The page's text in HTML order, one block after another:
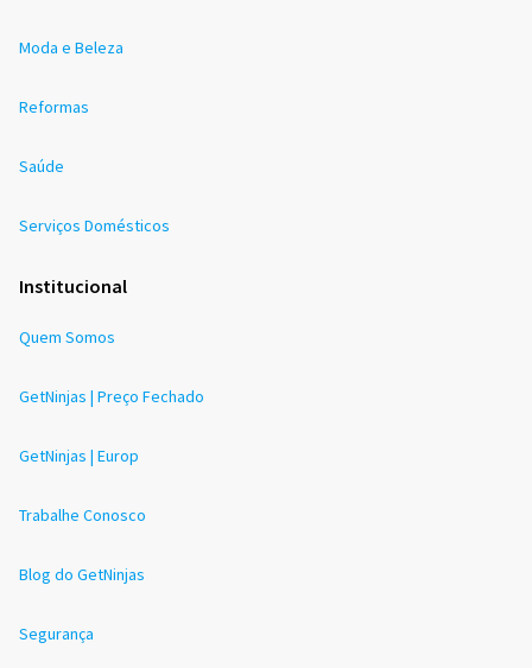
Moda e Beleza
Reformas
Saúde
Serviços Domésticos
Institucional
Quem Somos
GetNinjas | Preço Fechado
GetNinjas | Europ
Trabalhe Conosco
Blog do GetNinjas
Segurança